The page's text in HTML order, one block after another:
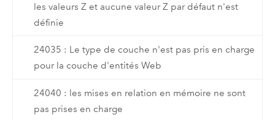
les valeurs Z et aucune valeur Z par défaut n'est
définie
24035 : Le type de couche n'est pas pris en charge
pour la couche d'entités Web
24040 : les mises en relation en mémoire ne sont
pas prises en charge